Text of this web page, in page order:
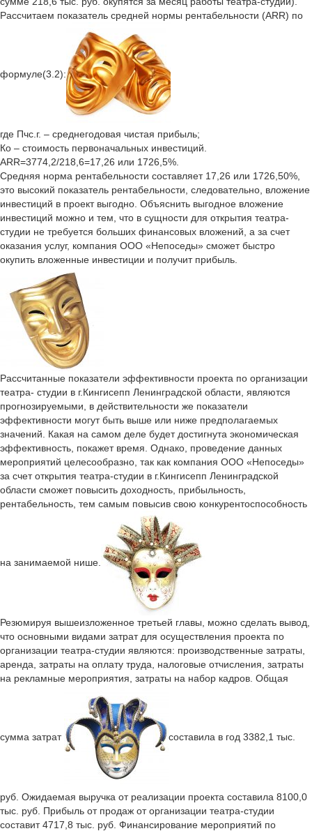
Рассчитаем показатель средней нормы рентабельности (ARR) по
формуле(3.2):
где Пчс.г. – среднегодовая чистая прибыль;
Ко – стоимость первоначальных инвестиций.
ARR=3774,2/218,6=17,26 или 1726,5%.
Средняя норма рентабельности составляет 17,26 или 1726,50%,
это высокий показатель рентабельности, следовательно, вложение
инвестиций в проект выгодно. Объяснить выгодное вложение
инвестиций можно и тем, что в сущности для открытия театра-
студии не требуется больших финансовых вложений, а за счет
оказания услуг, компания ООО «Непоседы» сможет быстро
окупить вложенные инвестиции и получит прибыль.
Рассчитанные показатели эффективности проекта по организации
театра- студии в г.Кингисепп Ленинградской области, являются
прогнозируемыми, в действительности же показатели
эффективности могут быть выше или ниже предполагаемых
значений. Какая на самом деле будет достигнута экономическая
эффективность, покажет время. Однако, проведение данных
мероприятий целесообразно, так как компания ООО «Непоседы»
за счет открытия театра-студии в г.Кингисепп Ленинградской
области сможет повысить доходность, прибыльность,
рентабельность, тем самым повысив свою конкурентоспособность
на занимаемой нише.
Резюмируя вышеизложенное третьей главы, можно сделать вывод,
что основными видами затрат для осуществления проекта по
организации театра-студии являются: производственные затраты,
аренда, затраты на оплату труда, налоговые отчисления, затраты
на рекламные мероприятия, затраты на набор кадров. Общая
сумма затрат составила в год 3382,1 тыс.
руб. Ожидаемая выручка от реализации проекта составила 8100,0
тыс. руб. Прибыль от продаж от организации театра-студии
составит 4717,8 тыс. руб. Финансирование мероприятий по